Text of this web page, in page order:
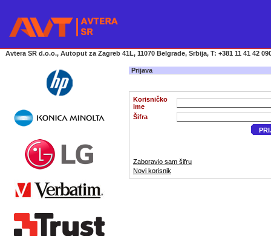
Avtera SR d.o.o., Autoput za Zagreb 41L, 11070 Belgrade, Srbija, T: +381 11 41 42
Prijava
Korisničko
ime
Šifra
Zaboravio sam šifru
Novi korisnik